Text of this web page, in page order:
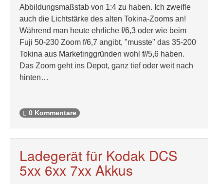
Abbildungsmaßstab von 1:4 zu haben. Ich zweifle
auch die Lichtstärke des alten Tokina-Zooms an!
Während man heute ehrliche f/6,3 oder wie beim
Fuji 50-230 Zoom f/6,7 angibt, "musste" das 35-200
Tokina aus Marketinggründen wohl f//5,6 haben.
Das Zoom geht ins Depot, ganz tief oder weit nach
hinten…
0 Kommentare
Ladegerät für Kodak DCS
5xx 6xx 7xx Akkus